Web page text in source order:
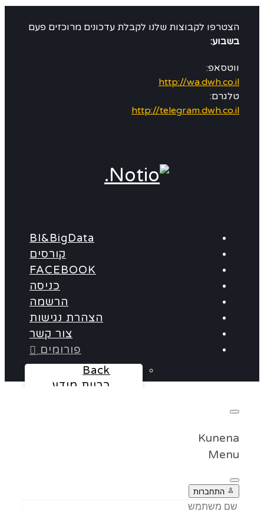
הצטרפו לקבוצות שלנו לקבלת עדכונים מרוכזים פעם
בשבוע:
ווטסאפ:
http://wa.dwh.co.il
טלגרם:
http://telegram.dwh.co.il
BI&BigData
קורסים
FACEBOOK
כניסה
הרשמה
הצהרת נגישות
צור קשר
פורומים
Back
כריית מידע
Kunena
Menu
התחברות